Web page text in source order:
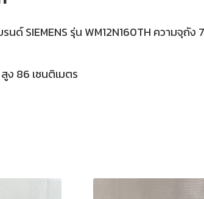
นด์ SIEMENS รุ่น WM12N160TH ความจุถัง
ง 86 เซนติเมตร